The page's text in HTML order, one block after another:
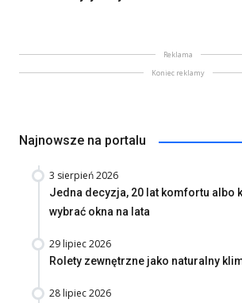
Reklama
Koniec reklamy
Najnowsze na portalu
3 sierpień 2026
Jedna decyzja, 20 lat komfortu albo
wybrać okna na lata
29 lipiec 2026
Rolety zewnętrzne jako naturalny
28 lipiec 2026